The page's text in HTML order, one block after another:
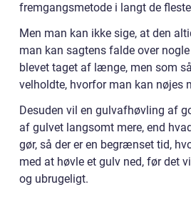
fremgangsmetode i langt de
Men man kan ikke sige, at den
man kan sagtens falde over
blevet taget af længe, men som
velholdte, hvorfor man kan nøjes
Desuden vil en gulvafhøvling af
af gulvet langsomt mere, end
gør, så der er en begrænset tid,
med at høvle et gulv ned, før det
og ubrugeligt.